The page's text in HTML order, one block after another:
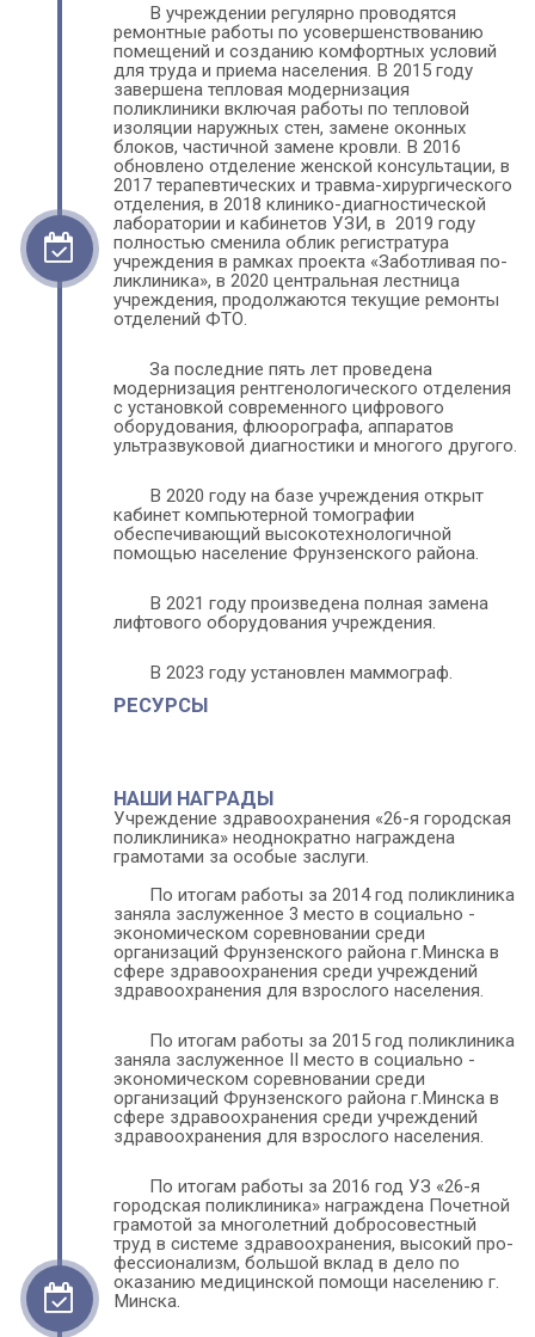
В учреждении регулярно проводятся
ремонтные работы по усо­вер­шен­ство­ва­нию
помещений и созданию ком­форт­ных условий
для труда и приема населения. В 2015 году
завершена тепловая модернизация
поликлиники включая работы по тепловой
изоляции наружных стен, замене оконных
блоков, частичной замене кровли. В 2016
обновлено отделение женской кон­суль­та­ции, в
2017 терапевтических и травма-хирургического
отделения, в 2018 клинико-диагностической
лаборатории и кабинетов УЗИ, в  2019 году
полностью сменила облик регистратура
учреждения в рамках проекта «Заботливая по­
ли­кли­ника», в 2020 центральная лестница
учреждения, продолжаются текущие ремонты
отделений ФТО.
За последние пять лет проведена
модернизация рентгенологического от­де­ле­ния
с установкой современного цифрового
оборудования, флюорографа, аппаратов
В 2020 году на базе учреждения открыт
кабинет компьютерной томографии
обеспечивающий высокотехнологичной
помощью население Фрунзенского района.
В 2021 году произведена полная замена
лифтового оборудования учреждения.
В 2023 году установлен маммограф.
РЕСУРСЫ
НАШИ НАГРАДЫ
Учреждение здравоохранения «26-я городская
поликлиника» неоднократно награждена
грамотами за особые заслуги.
По итогам работы за 2014 год поликлиника
заняла заслуженное 3 место в социально -
экономическом соревновании среди
организаций Фрунзенского района г.Минска в
сфере здравоохранения среди учреждений
здравоохранения для взрослого на­се­ле­ния.
По итогам работы за 2015 год поликлиника
заняла заслуженное II место в социально -
экономическом соревновании среди
организаций Фрунзенского района г.Минска в
сфере здравоохранения среди учреждений
здравоохранения для взрослого на­се­ле­ния.
По итогам работы за 2016 год УЗ «26-я
городская поликлиника» на­гра­жде­на Почетной
грамотой за многолетний добросовестный
труд в системе здра­во­охра­не­ния, высокий про­
фес­си­онализм, большой вклад в дело по
оказанию медицинской помощи населению г.
Минска.